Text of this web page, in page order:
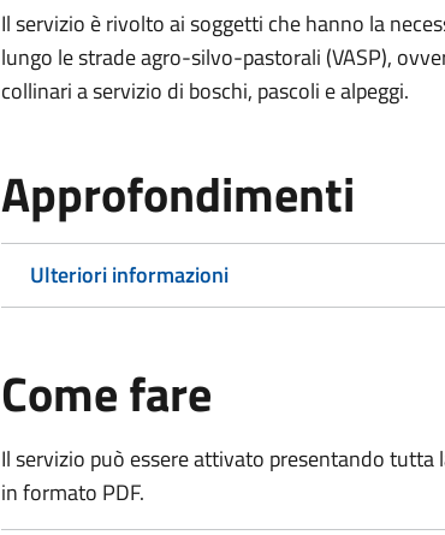
Il servizio è rivolto ai soggetti che hanno la
lungo le strade agro-silvo-pastorali (VASP),
collinari a servizio di boschi, pascoli e alpeggi.
Approfondimenti
Ulteriori informazioni
Come fare
Il servizio può essere attivato presentando
in formato PDF.